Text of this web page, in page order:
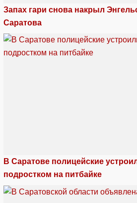
Запах гари снова накрыл
Саратова
В Саратове полицейские
подростком на питбайке